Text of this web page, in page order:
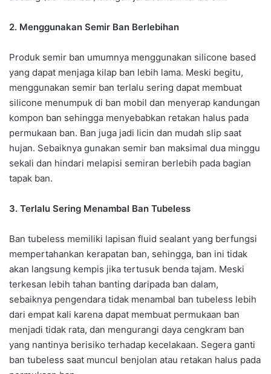
2. Menggunakan Semir Ban Berlebihan
Produk semir ban umumnya menggunakan silicone based
yang dapat menjaga kilap ban lebih lama. Meski begitu,
menggunakan semir ban terlalu sering dapat membuat
silicone menumpuk di ban mobil dan menyerap kandungan
kompon ban sehingga menyebabkan retakan halus pada
permukaan ban. Ban juga jadi licin dan mudah slip saat
hujan. Sebaiknya gunakan semir ban maksimal dua minggu
sekali dan hindari melapisi semiran berlebih pada bagian
tapak ban.
3. Terlalu Sering Menambal Ban Tubeless
Ban tubeless memiliki lapisan fluid sealant yang berfungsi
mempertahankan kerapatan ban, sehingga, ban ini tidak
akan langsung kempis jika tertusuk benda tajam. Meski
terkesan lebih tahan banting daripada ban dalam,
sebaiknya pengendara tidak menambal ban tubeless lebih
dari empat kali karena dapat membuat permukaan ban
menjadi tidak rata, dan mengurangi daya cengkram ban
yang nantinya berisiko terhadap kecelakaan. Segera ganti
ban tubeless saat muncul benjolan atau retakan halus pada